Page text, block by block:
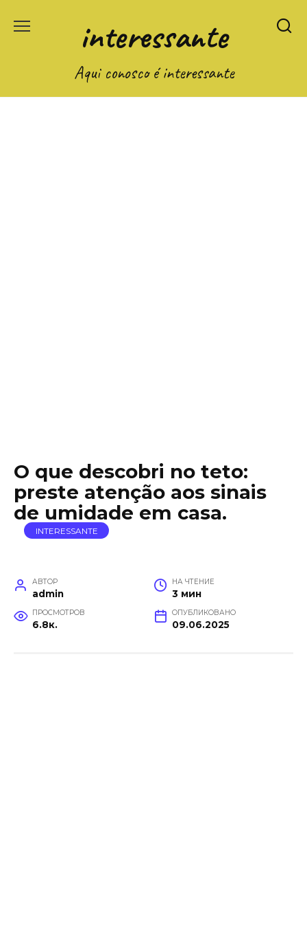
interessante
Aqui conosco é interessante
O que descobri no teto:
preste atenção aos sinais
de umidade em casa.
INTERESSANTE
АВТОР
admin
НА ЧТЕНИЕ
3 мин
ПРОСМОТРОВ
6.8к.
ОПУБЛИКОВАНО
09.06.2025